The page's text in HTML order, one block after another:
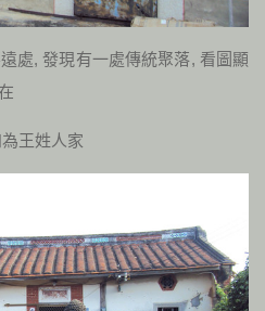
處, 發現有一處傳統聚落, 看圖顯
王姓人家